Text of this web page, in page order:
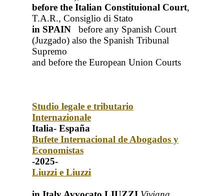
before the Italian Constituional Court,
T.A.R., Consiglio di Stato
in SPAIN before any Spanish Court
(Juzgado) also the Spanish Tribunal
Supremo
and before the European Union Courts
Studio legale e tributario
Internazionale
Italia- España
Bufete Internacional de Abogados y
Economistas
-2025-
Liuzzi e Liuzzi